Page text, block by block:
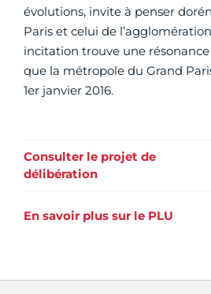
évolutions, invite à penser
Paris et celui de
incitation trouve une
que la métropole du Grand
1er janvier 2016.
Consulter le projet de
délibération
En savoir plus sur le PLU